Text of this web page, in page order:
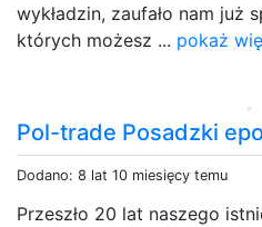
wykładzin, zaufało nam już
których możesz ... pokaż
Pol-trade Posadzki
Dodano: 8 lat 10 miesięcy temu
Przeszło 20 lat naszego